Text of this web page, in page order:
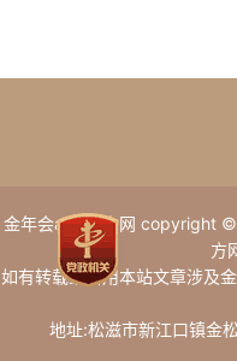
金年会app官方网 copyright
方
如有转载或引用本站文章涉及
地址:松滋市新江口镇金